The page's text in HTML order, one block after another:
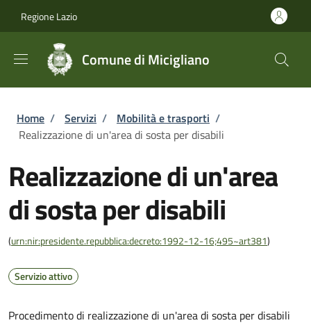
Regione Lazio
Comune di Micigliano
Briciole di pane
Home / Servizi / Mobilità e trasporti /
Realizzazione di un'area di sosta per disabili
Realizzazione di un'area
di sosta per disabili
(urn:nir:presidente.repubblica:decreto:1992-12-16;495~art381)
Servizio attivo
Procedimento di realizzazione di un'area di sosta per disabili